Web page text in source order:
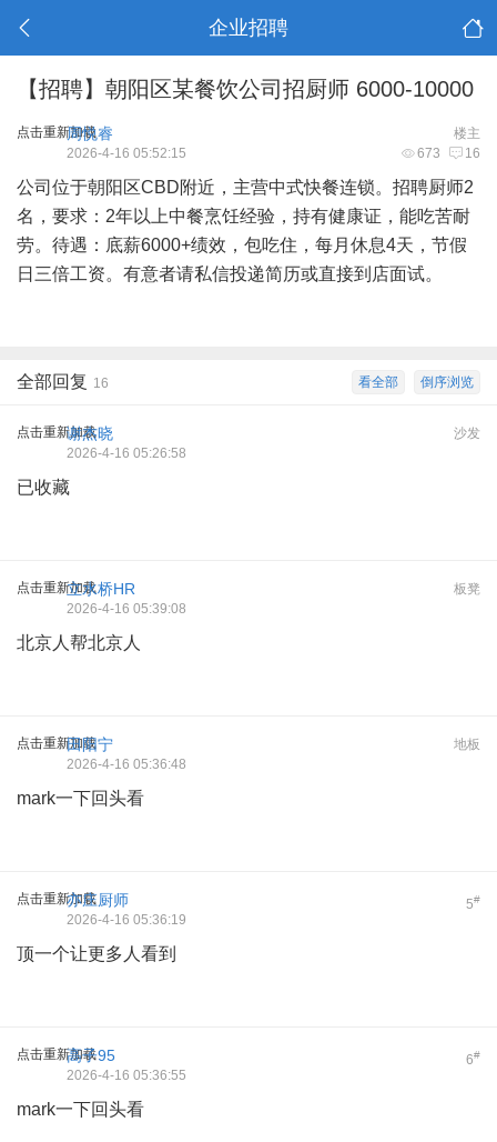
企业招聘
【招聘】朝阳区某餐饮公司招厨师 6000-10000
点击重新加载 楼主
周悦睿
673 16
2026-4-16 05:52:15
公司位于朝阳区CBD附近，主营中式快餐连锁。招聘厨师2
名，要求：2年以上中餐烹饪经验，持有健康证，能吃苦耐
劳。待遇：底薪6000+绩效，包吃住，每月休息4天，节假
日三倍工资。有意者请私信投递简历或直接到店面试。
倒序浏览
看全部
全部回复 16
点击重新加载 沙发
谢杰晓
2026-4-16 05:26:58
已收藏
点击重新加载 板凳
立水桥HR
2026-4-16 05:39:08
北京人帮北京人
点击重新加载 地板
田阳宁
2026-4-16 05:36:48
mark一下回头看
点击重新加载 5#
亦庄厨师
2026-4-16 05:36:19
顶一个让更多人看到
点击重新加载 6#
高子95
2026-4-16 05:36:55
mark一下回头看